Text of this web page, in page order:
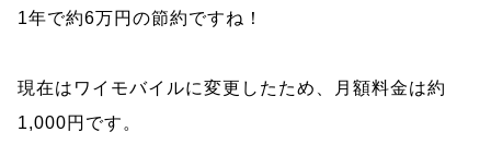
1年で約6万円の節約ですね！
現在はワイモバイルに変更したため、月額料金は約
1,000円です。